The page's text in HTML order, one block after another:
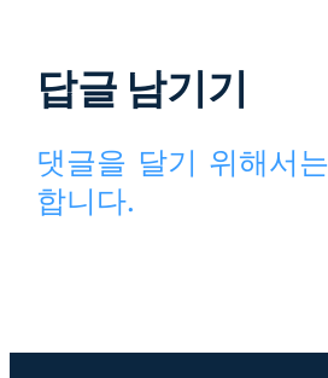
답글 남기기
댓글을 달기 위해서는
합니다.